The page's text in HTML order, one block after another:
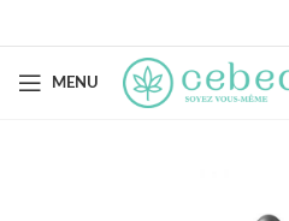
MENU